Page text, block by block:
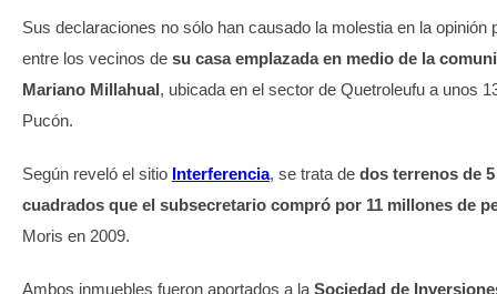
Sus declaraciones no sólo han causado la molestia en la opinión
entre los vecinos de su casa emplazada en medio de la
Mariano Millahual, ubicada en el sector de Quetroleufu a unos
Pucón.
Según reveló el sitio Interferencia, se trata de dos terrenos de
cuadrados que el subsecretario compró por 11 millones de
Moris en 2009.
Ambos inmuebles fueron aportados a la Sociedad de